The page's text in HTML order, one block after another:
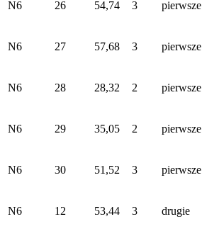
N6 26 54,74 3 pierwsze
N6 27 57,68 3 pierwsze
N6 28 28,32 2 pierwsze
N6 29 35,05 2 pierwsze
N6 30 51,52 3 pierwsze
N6 12 53,44 3 drugie